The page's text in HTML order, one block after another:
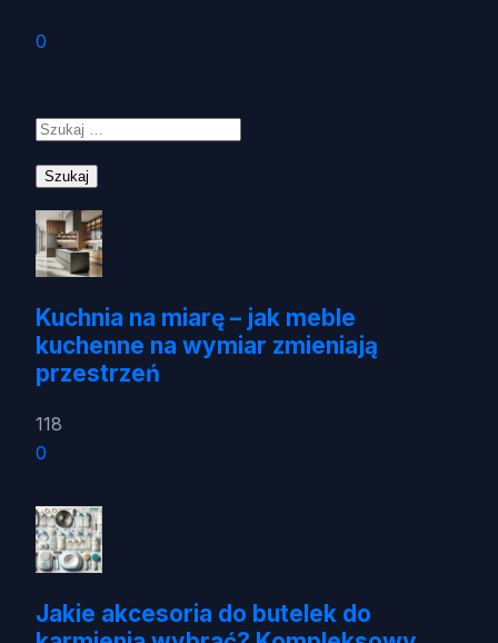
0
Kuchnia na miarę – jak meble
kuchenne na wymiar zmieniają
przestrzeń
118
0
Jakie akcesoria do butelek do